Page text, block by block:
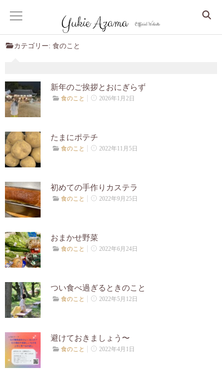
サービス
Dr. Yukie の月いち心良所
心身整えるコンサル
眠りから整う、更年期からの人生デザイン
しなやかな大人の美人マインドセッション
クリスタルアカシックリーディング
お客様の声
プロフィール
あざまゆきえからのお便り
お問合せ
カテゴリー: 食のこと
新年のご挨拶とおにぎらず
食のこと 2026年1月2日
たまにポテチ
食のこと 2022年11月5日
初めての手作りカステラ
食のこと 2022年9月25日
おまかせ野菜
食のこと 2022年6月24日
つい食べ過ぎるときのこと
食のこと 2022年5月12日
避けておきましょう〜
食のこと 2022年4月1日